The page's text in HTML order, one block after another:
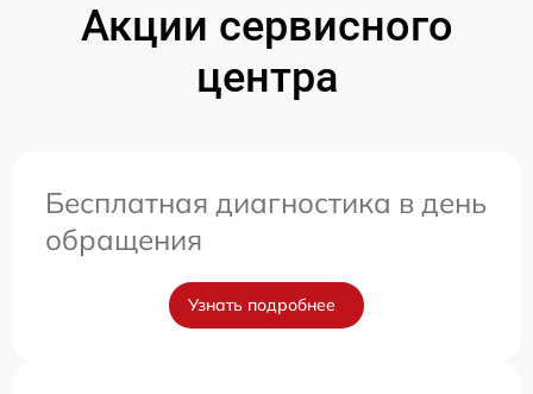
Акции сервисного
центра
Бесплатная диагностика в день
обращения
Узнать подробнее